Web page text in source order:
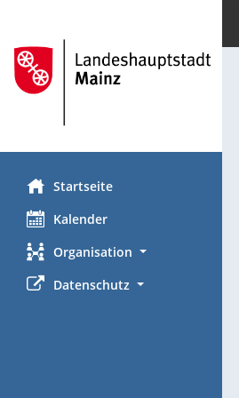
Startseite
Kalender
Organisation
Datenschutz